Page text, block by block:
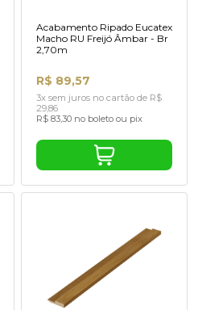
Acabamento Ripado Eucatex
Macho RU Freijó Âmbar - Br
2,70m
R$ 89,57
3x sem juros no cartão de R$
29,86
R$ 83,30 no boleto ou pix